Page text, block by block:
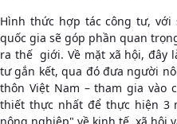
Hình thức hợp tác công tư,
quốc gia sẽ góp phần quan
ra thế giới. Về mặt xã hội, đây
tư gắn kết, qua đó đưa người
thôn Việt Nam – tham gia vào
thiết thực nhất để thực hiện 3
nông nghiệp" về kinh tế, xã hội